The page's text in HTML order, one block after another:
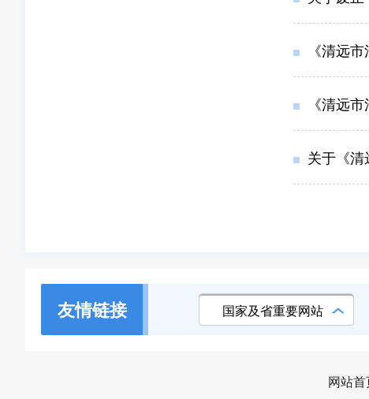
《清远
《清远
关于《
友情链接 国家及省重要网站
网站首